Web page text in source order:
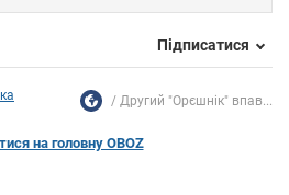
Підписатися
Другий "Орєшнік" впав...
на головну OBOZ